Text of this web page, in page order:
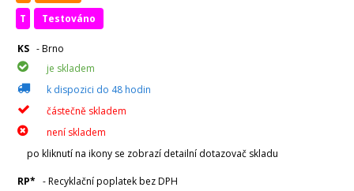
T
Testováno
KS - Brno
je skladem
k dispozici do 48 hodin
částečně skladem
není skladem
po kliknutí na ikony se zobrazí detailní dotazovač skladu
RP* - Recyklační poplatek bez DPH